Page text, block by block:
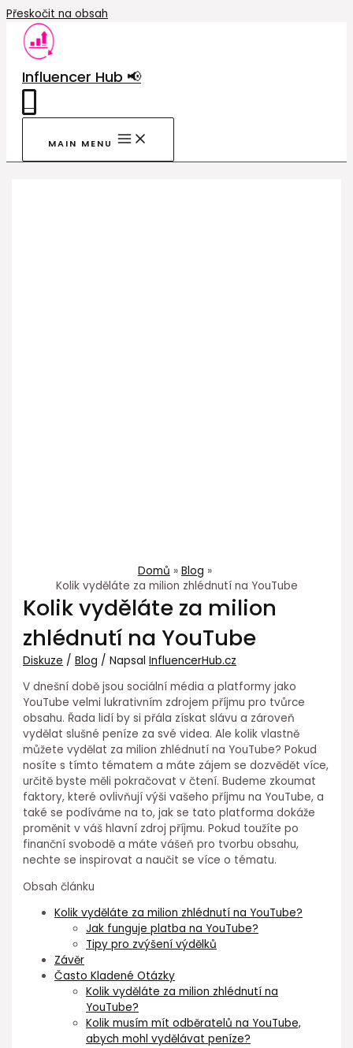
Přeskočit na obsah
Influencer Hub 📢
MAIN MENU
Domů
Blog
Kolik vyděláte za milion zhlédnutí na YouTube
Kolik vyděláte za milion
zhlédnutí na YouTube
Diskuze /Blog / NapsalInfluencerHub.cz
V dnešní době jsou sociální média a platformy jako
YouTube velmi lukrativním zdrojem příjmu pro tvůrce
obsahu. Řada lidí by si přála získat slávu a zároveň
vydělat slušné peníze za své videa. Ale kolik vlastně
můžete vydělat za milion zhlédnutí na YouTube? Pokud
nosíte s tímto tématem a máte zájem se dozvědět více,
určitě byste měli pokračovat v čtení. Budeme zkoumat
faktory, které ovlivňují výši vašeho příjmu na YouTube, a
také se podíváme na to, jak se tato platforma dokáže
proměnit v váš hlavní zdroj příjmu. Pokud toužíte po
finanční svobodě a máte vášeň pro tvorbu obsahu,
nechte se inspirovat a naučit se více o tématu.
Obsah článku
Kolik vyděláte za milion zhlédnutí na YouTube?
Jak funguje platba na YouTube?
Tipy pro zvýšení výdělků
Závěr
Často Kladené Otázky
Kolik vyděláte za milion zhlédnutí na
YouTube?
Kolik musím mít odběratelů na YouTube,
abych mohl vydělávat peníze?